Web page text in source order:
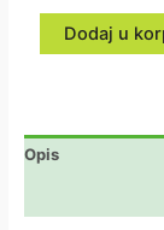
Dodaj u
Opis